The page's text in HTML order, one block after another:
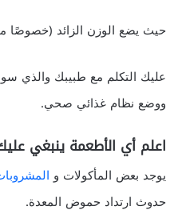
حيث يضع الوزن الزائد (خصوصًا
عليك التكلم مع طبيبك
ووضع نظام غذائي صحي.
اعلم أي الأطعمة ينبغي
يوجد بعض المأكولات و
حدوث ارتداد حموض المعدة.